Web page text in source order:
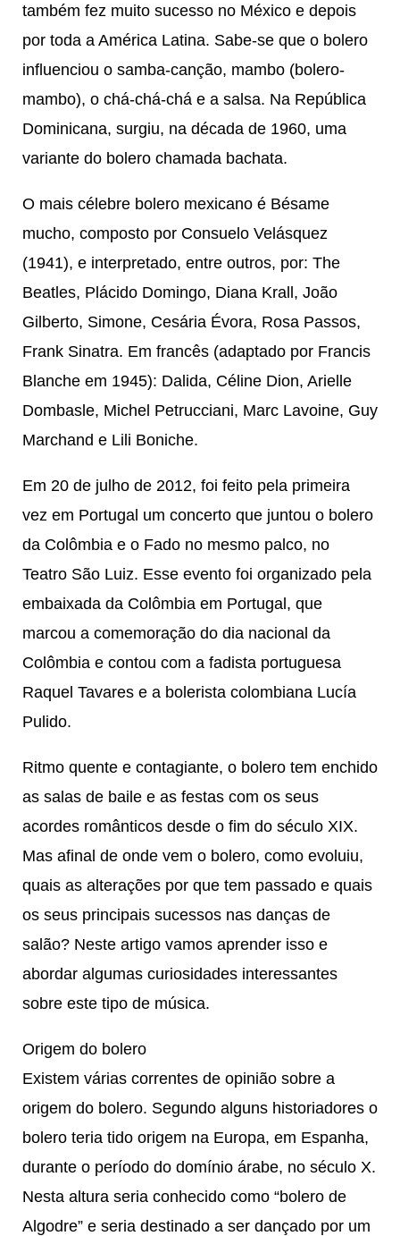
também fez muito sucesso no México e depois
por toda a América Latina. Sabe-se que o bolero
influenciou o samba-canção, mambo (bolero-
mambo), o chá-chá-chá e a salsa. Na República
Dominicana, surgiu, na década de 1960, uma
variante do bolero chamada bachata.
O mais célebre bolero mexicano é Bésame
mucho, composto por Consuelo Velásquez
(1941), e interpretado, entre outros, por: The
Beatles, Plácido Domingo, Diana Krall, João
Gilberto, Simone, Cesária Évora, Rosa Passos,
Frank Sinatra. Em francês (adaptado por Francis
Blanche em 1945): Dalida, Céline Dion, Arielle
Dombasle, Michel Petrucciani, Marc Lavoine, Guy
Marchand e Lili Boniche.
Em 20 de julho de 2012, foi feito pela primeira
vez em Portugal um concerto que juntou o bolero
da Colômbia e o Fado no mesmo palco, no
Teatro São Luiz. Esse evento foi organizado pela
embaixada da Colômbia em Portugal, que
marcou a comemoração do dia nacional da
Colômbia e contou com a fadista portuguesa
Raquel Tavares e a bolerista colombiana Lucía
Pulido.
Ritmo quente e contagiante, o bolero tem enchido
as salas de baile e as festas com os seus
acordes românticos desde o fim do século XIX.
Mas afinal de onde vem o bolero, como evoluiu,
quais as alterações por que tem passado e quais
os seus principais sucessos nas danças de
salão? Neste artigo vamos aprender isso e
abordar algumas curiosidades interessantes
sobre este tipo de música.
Origem do bolero
Existem várias correntes de opinião sobre a
origem do bolero. Segundo alguns historiadores o
bolero teria tido origem na Europa, em Espanha,
durante o período do domínio árabe, no século X.
Nesta altura seria conhecido como “bolero de
Algodre” e seria destinado a ser dançado por um